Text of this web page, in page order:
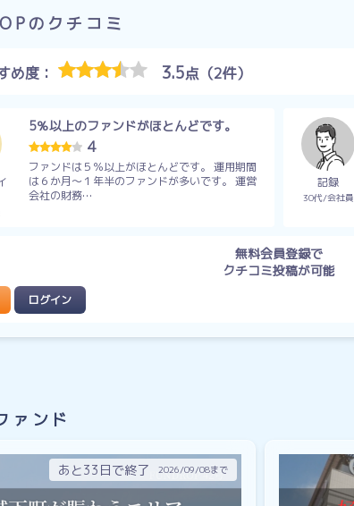
のクチコミ
め度： 3.5点（2件）
5％以上のファンドがほとんどです。
4
ファンドは５％以上がほとんどです。 運用期間
は６か月～１年半のファンドが多いです。 運営
会社の財務…
記録
30代 会社員
無料会員登録で
クチコミ投稿が可能
ログイン
ァンド
あと33日で終了 2026/09/08まで